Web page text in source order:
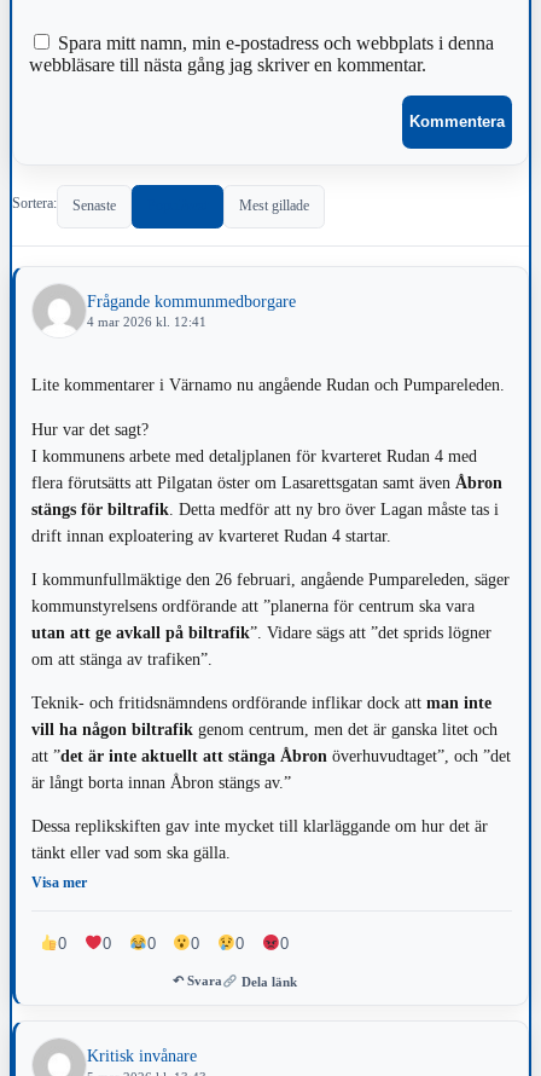
Spara mitt namn, min e-postadress och webbplats i denna
webbläsare till nästa gång jag skriver en kommentar.
Sortera: Senaste Mest gillade
Frågande kommunmedborgare
4 mar 2026 kl. 12:41
Lite kommentarer i Värnamo nu angående Rudan och Pumpareleden.
Hur var det sagt?
I kommunens arbete med detaljplanen för kvarteret Rudan 4 med
flera förutsätts att Pilgatan öster om Lasarettsgatan samt även Åbron
stängs för biltrafik. Detta medför att ny bro över Lagan måste tas i
drift innan exploatering av kvarteret Rudan 4 startar.
I kommunfullmäktige den 26 februari, angående Pumpareleden, säger
kommunstyrelsens ordförande att ”planerna för centrum ska vara
utan att ge avkall på biltrafik”. Vidare sägs att ”det sprids lögner
om att stänga av trafiken”.
Teknik- och fritidsnämndens ordförande inflikar dock att man inte
vill ha någon biltrafikgenom centrum, men det är ganska litet och
att ”det är inte aktuellt att stänga Åbron överhuvudtaget”, och ”det
är långt borta innan Åbron stängs av.”
Dessa replikskiften gav inte mycket till klarläggande om hur det är
tänkt eller vad som ska gälla.
Visa mer
0 0 0 0 0 0
↶ Svara Dela länk
Kritisk invånare